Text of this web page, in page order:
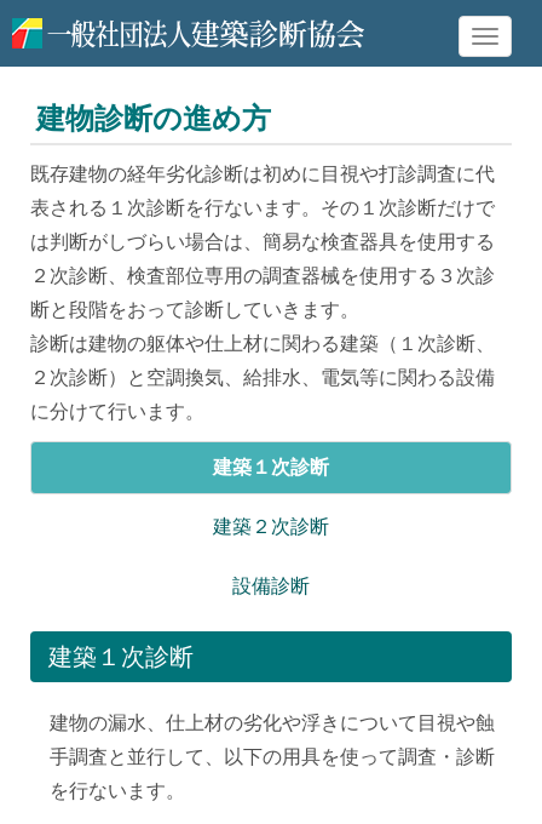
Toggle
建物診断の進め方
既存建物の経年劣化診断は初めに目視や打診調査に代
表される１次診断を行ないます。その１次診断だけで
は判断がしづらい場合は、簡易な検査器具を使用する
２次診断、検査部位専用の調査器械を使用する３次診
断と段階をおって診断していきます。
診断は建物の躯体や仕上材に関わる建築（１次診断、
２次診断）と空調換気、給排水、電気等に関わる設備
に分けて行います。
建築１次診断
建築２次診断
設備診断
建築１次診断
建物の漏水、仕上材の劣化や浮きについて目視や蝕
手調査と並行して、以下の用具を使って調査・診断
を行ないます。